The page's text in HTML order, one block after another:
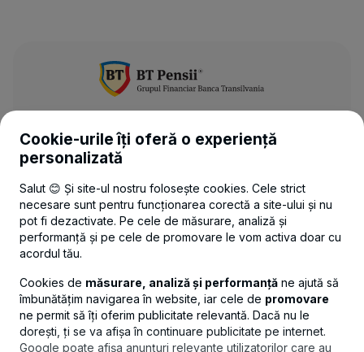
UTILE
CONTACT
Cookie-urile îți oferă o experiență
personalizată
Salut 😊 Și site-ul nostru folosește cookies. Cele strict
necesare sunt pentru funcționarea corectă a site-ului și nu
pot fi dezactivate. Pe cele de măsurare, analiză și
performanță și pe cele de promovare le vom activa doar cu
acordul tău.
Cookies de măsurare, analiză și performanță ne ajută să
îmbunătățim navigarea în website, iar cele de promovare
ne permit să îți oferim publicitate relevantă. Dacă nu le
dorești, ți se va afișa în continuare publicitate pe internet.
Google poate afișa anunțuri relevante utilizatorilor care au